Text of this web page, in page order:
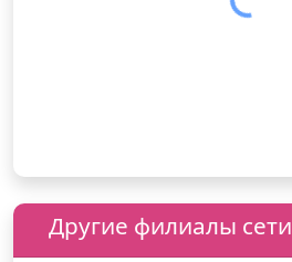
Другие филиалы сети